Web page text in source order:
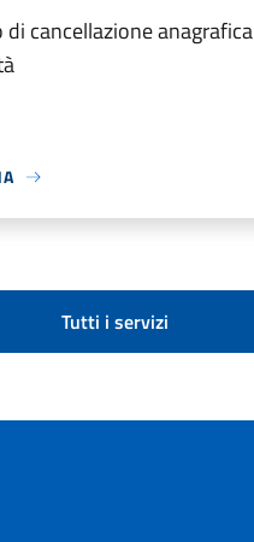
cancellazione anagrafica
Tutti i servizi